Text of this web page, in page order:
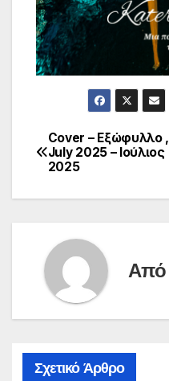
Πλοήγηση
άρθρων
Cover – Εξώφυλλο ,
July 2025 – Ιούλιος
2025
Από
Σχετικό Άρθρο